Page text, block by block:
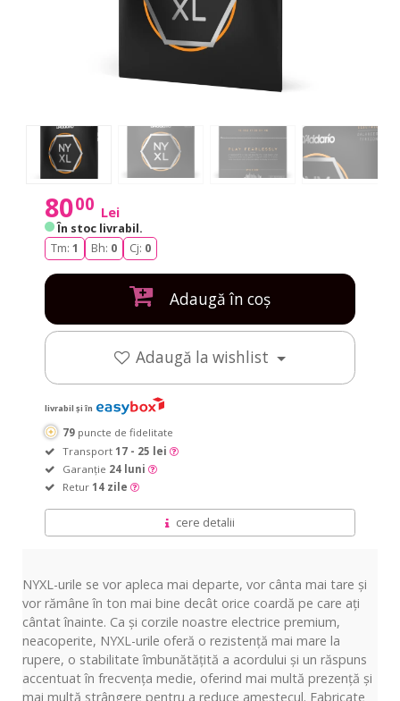
8000 Lei
În stoc livrabil.
Tm: 1 Bh: 0 Cj: 0
Adaugă în coș
Adaugă la wishlist
livrabil și în
79 puncte de fidelitate
Transport 17 - 25 lei
Garanție 24 luni
Retur 14 zile
cere detalii
NYXL-urile se vor apleca mai departe, vor cânta mai tare și
vor rămâne în ton mai bine decât orice coardă pe care ați
cântat înainte. Ca și corzile noastre electrice premium,
neacoperite, NYXL-urile oferă o rezistență mai mare la
rupere, o stabilitate îmbunătățită a acordului și un răspuns
accentuat în frecvența medie, oferind mai multă prezență și
mai multă strângere pentru a reduce amestecul. Fabricate